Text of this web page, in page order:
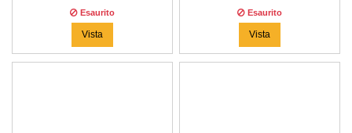
Esaurito
Vista
Esaurito
Vista